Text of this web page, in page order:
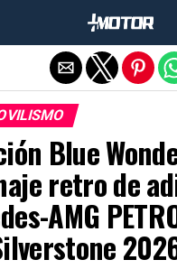
Blue
retro de
AMG
Salir de la versión